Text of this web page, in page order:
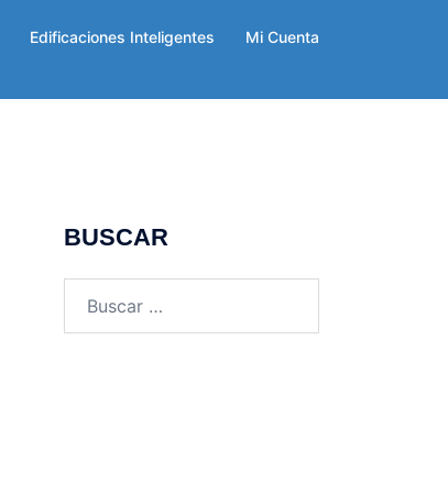
Edificaciones Inteligentes
Mi Cuenta
BUSCAR